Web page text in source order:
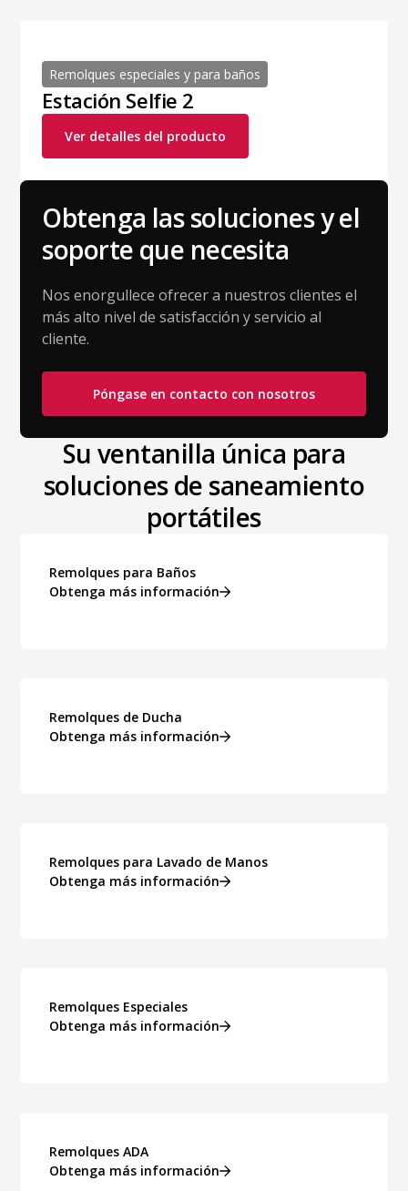
Remolques especiales y para baños
Estación Selfie 2
Ver detalles del producto
Obtenga las soluciones y el
soporte que necesita
Nos enorgullece ofrecer a nuestros clientes el
más alto nivel de satisfacción y servicio al
cliente.
Póngase en contacto con nosotros
Su ventanilla única para
soluciones de saneamiento
portátiles
Remolques para Baños
Obtenga más información
Remolques de Ducha
Obtenga más información
Remolques para Lavado de Manos
Obtenga más información
Remolques Especiales
Obtenga más información
Remolques ADA
Obtenga más información